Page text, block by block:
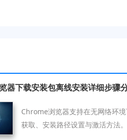
器下载安装包离线安装详细步骤
Chrome浏览器支持在无网络环
获取、安装路径设置与激活方法。